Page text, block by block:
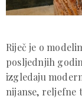
Riječ je o
posljednjih
izgledaju
nijanse, reljefne